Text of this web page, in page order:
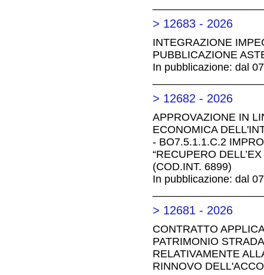
> 12683 - 2026
INTEGRAZIONE
PUBBLICAZIONE
In pubblicazione: dal
> 12682 - 2026
APPROVAZIONE IN
ECONOMICA
- BO7.5.1.1.C.2
“RECUPERO
(COD.INT. 6899)
In pubblicazione: dal
> 12681 - 2026
CONTRATTO
PATRIMONIO
RELATIVAMENTE
RINNOVO